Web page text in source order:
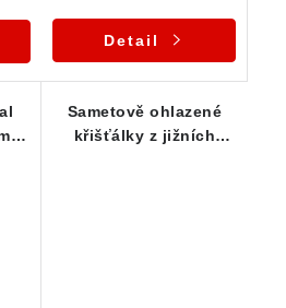
Detail
Sametově ohlazené
křišťálky z jižních